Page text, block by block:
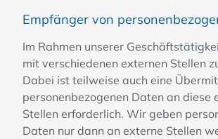
Empfänger von
Im Rahmen unserer
mit verschiedenen externen Stellen
Dabei ist teilweise auch eine
personenbezogenen Daten an diese
Stellen erforderlich. Wir geben
Daten nur dann an externe Stellen